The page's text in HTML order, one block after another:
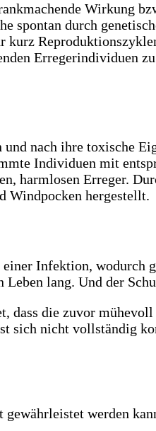
Wirkung
spontan durch
Erregerindividuen
nach ihre toxische
Individuen mit
harmlosen Erreger.
Windpocken hergestellt.
Infektion, wodurch
lang. Und der
dass die zuvor
sich nicht vollständig
werden